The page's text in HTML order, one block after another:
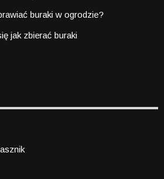
buraki w ogrodzie?
jak zbierać buraki